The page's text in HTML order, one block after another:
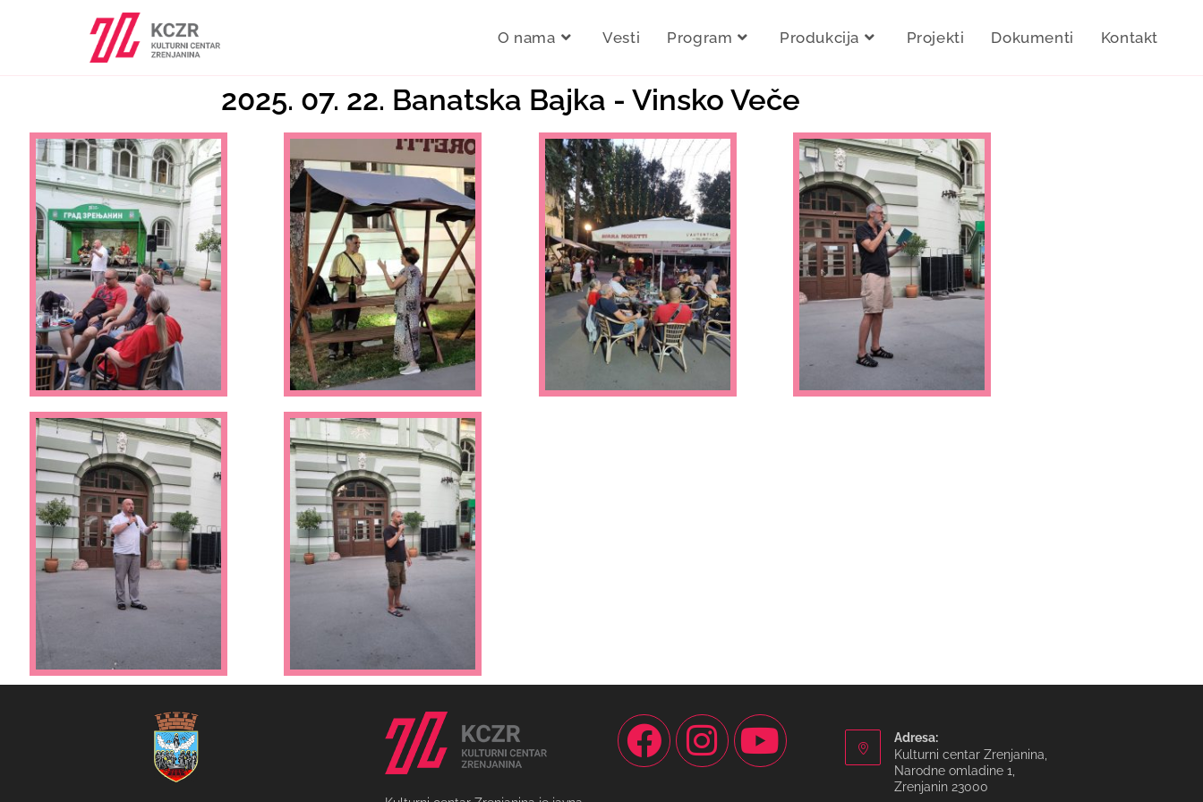
O nama Vesti Program Produkcija Projekti Dokumenti Kontakt
2025. 07. 22. Banatska Bajka - Vinsko Veče
Adresa:
Kulturni centar Zrenjanina,
Narodne omladine 1,
Zrenjanin 23000